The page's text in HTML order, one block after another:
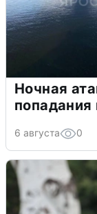
Ночная
попадания
6 августа 0